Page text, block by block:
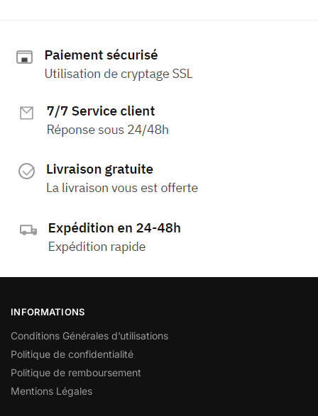
INFORMATIONS
Conditions Générales d’utilisations
Politique de confidentialité
Politique de remboursement
Mentions Légales